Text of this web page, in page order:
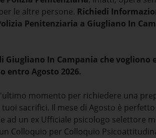
le altre persone. Richiedi
Penitenziaria a Giugliano In
Giugliano In Campania che vogliono
entro Agosto 2026.
momento per richiedere una
sacrifici. Il mese di Agosto è
ad un ex Ufficiale psicologo selettore
Colloquio per Colloquio